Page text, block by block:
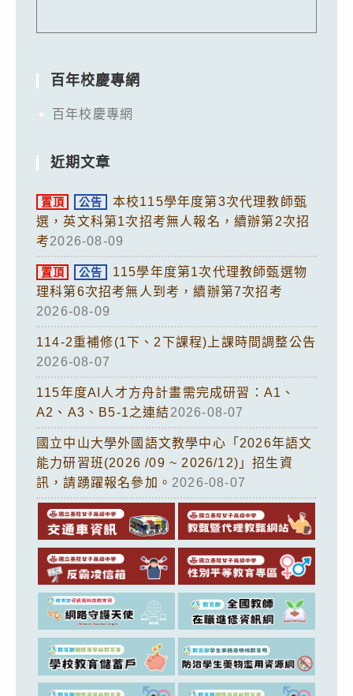
百年校慶專網
百年校慶專網
近期文章
置頂 公告
本校115學年度第3次代理教師甄
選，英文科第1次招考無人報名，續辦第2次招
考2026-08-09
置頂 公告
115學年度第1次代理教師甄選物
理科第6次招考無人到考，續辦第7次招考
2026-08-09
114-2重補修(1下、2下課程)上課時間調整公告
2026-08-07
115年度AI人才方舟計畫需完成研習：A1、
A2、A3、B5-1之連結2026-08-07
國立中山大學外國語文教學中心「2026年語文
能力研習班(2026 /09 ~ 2026/12)」招生資
訊，請踴躍報名參加。 2026-08-07